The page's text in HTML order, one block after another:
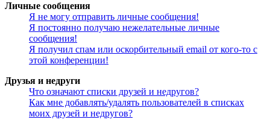
Личные сообщения
Я не могу отправить личные сообщения!
Я постоянно получаю нежелательные личные
сообщения!
Я получил спам или оскорбительный email от кого-то с
этой конференции!
Друзья и недруги
Что означают списки друзей и недругов?
Как мне добавлять/удалять пользователей в списках
моих друзей и недругов?